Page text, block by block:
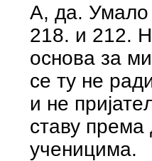
А, да. Умало
218. и 212.
основа за
се ту не
и не
ставу према
ученицима.